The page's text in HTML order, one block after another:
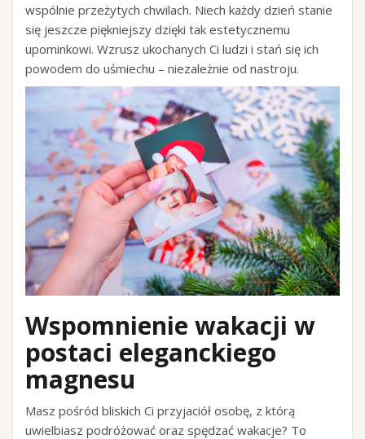
wspólnie przeżytych chwilach. Niech każdy dzień stanie
się jeszcze piękniejszy dzięki tak estetycznemu
upominkowi. Wzrusz ukochanych Ci ludzi i stań się ich
powodem do uśmiechu – niezależnie od nastroju.
Wspomnienie wakacji w
postaci eleganckiego
magnesu
Masz pośród bliskich Ci przyjaciół osobę, z którą
uwielbiasz podróżować oraz spędzać wakacje? To